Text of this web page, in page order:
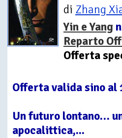
di Zhang
Yin e Yang
Reparto
Offerta
Offerta valida sino al
Un futuro lontano…
apocalittica,...